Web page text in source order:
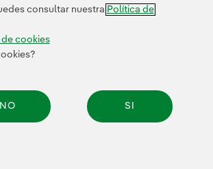
Canal de denuncias
2026 Iberdrola, S.A. Reservados todos los derechos.
consultar nuestra Política de
cookies
NO SI